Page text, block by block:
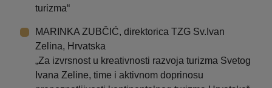
turizma“
MARINKA ZUBČIĆ, direktorica TZG Sv.Ivan
Zelina, Hrvatska
„Za izvrsnost u kreativnosti razvoja turizma Svetog
Ivana Zeline, time i aktivnom doprinosu